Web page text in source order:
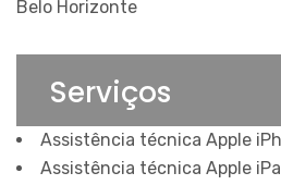
Belo Horizonte
Serviços
Assistência técnica Apple
Assistência técnica Apple